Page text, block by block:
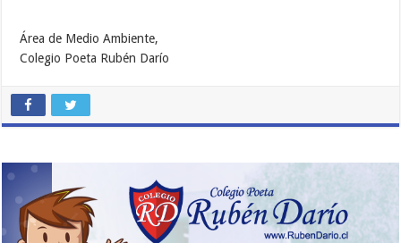
Área de Medio Ambiente,
Colegio Poeta Rubén Darío